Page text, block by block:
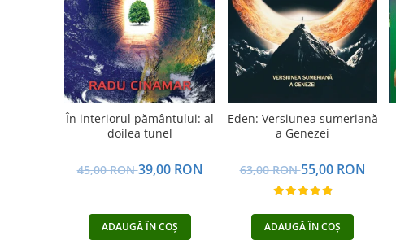
Psihologie practică
Sexualitate
Lumea îngerilor
Seria Masaru Emoto
Inspiraţie divină
Vindecare spirituală
În interiorul pământului: al
doilea tunel
45,00 RON39,00 RON
ADAUGĂ ÎN COȘ
Eden: Versiunea sumeriană
a Genezei
63,00 RON55,00 RON
ADAUGĂ ÎN COȘ